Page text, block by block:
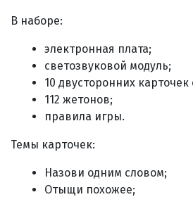
В наборе:
электронная плата;
светозвуковой модуль;
10 двусторонних
112 жетонов;
правила игры.
Темы карточек:
Назови одним словом;
Отыщи похожее;